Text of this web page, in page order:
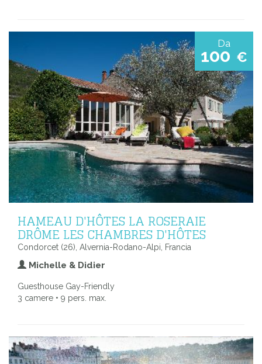
Da
100 €
HAMEAU D'HÔTES LA ROSERAIE
DRÔME LES CHAMBRES D'HÔTES
Condorcet (26), Alvernia-Rodano-Alpi, Francia
Michelle & Didier
Guesthouse Gay-Friendly
3 camere • 9 pers. max.